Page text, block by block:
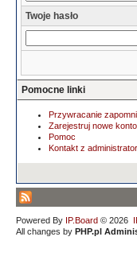
Twoje hasło
Pomocne linki
Przywracanie
Zarejestruj nowe konto
Pomoc
Kontakt z
Powered By IP.Board © 2026
All changes by PHP.pl